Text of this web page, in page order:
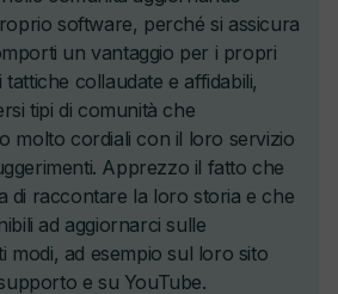
conformi a SCORM